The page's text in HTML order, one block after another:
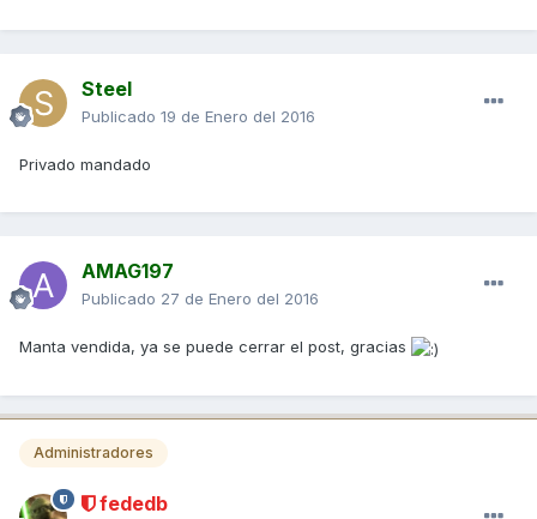
Steel
Publicado 19 de Enero del 2016
Privado mandado
AMAG197
Publicado 27 de Enero del 2016
Manta vendida, ya se puede cerrar el post, gracias
Administradores
fededb